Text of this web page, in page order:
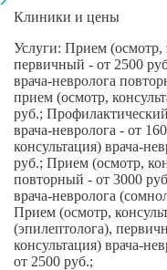
Клиники и цены
Услуги: Прием (осмотр,
первичный - от 2500
врача-невролога
прием (осмотр,
руб.;
врача-невролога - от
консультация) врача-
руб.; Прием (осмотр,
повторный - от 3000
врача-невролога
Прием (осмотр,
(эпилептолога),
консультация) врача-
от 2500 руб.;